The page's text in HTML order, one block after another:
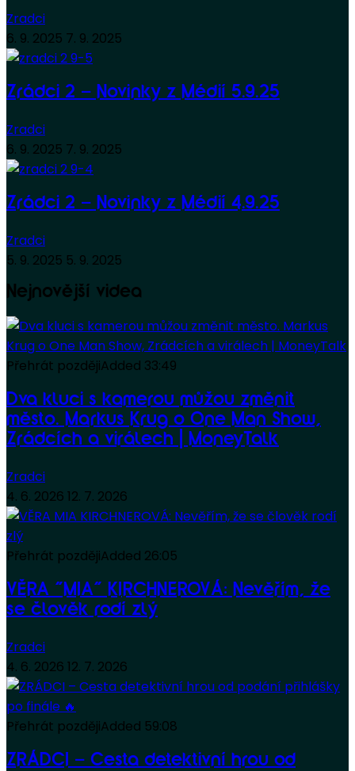
Zradci
6. 9. 2025 7. 9. 2025
Zrádci 2 – Novinky z Médií 5.9.25
Zradci
6. 9. 2025 7. 9. 2025
Zrádci 2 – Novinky z Médií 4.9.25
Zradci
5. 9. 2025 5. 9. 2025
Nejnovější videa
Přehrát pozdějiAdded 33:49
Dva kluci s kamerou můžou změnit
město. Markus Krug o One Man Show,
Zrádcích a virálech | MoneyTalk
Zradci
4. 6. 2026 12. 7. 2026
Přehrát pozdějiAdded 26:05
VĚRA “MIA” KIRCHNEROVÁ: Nevěřím, že
se člověk rodí zlý
Zradci
4. 6. 2026 12. 7. 2026
Přehrát pozdějiAdded 59:08
ZRÁDCI – Cesta detektivní hrou od